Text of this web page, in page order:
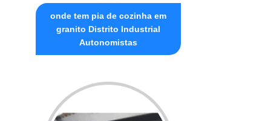
onde tem pia de cozinha em
granito Distrito Industrial
Autonomistas